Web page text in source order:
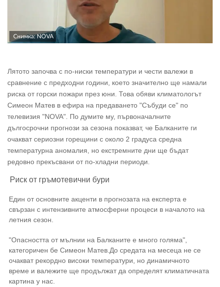
Снимка: NOVA
Лятото започва с по-ниски температури и чести валежи в
сравнение с предходни години, което значително ще намали
риска от горски пожари през юни. Това обяви климатологът
Симеон Матев в ефира на предаването "Събуди се" по
телевизия "NOVA". По думите му, първоначалните
дългосрочни прогнози за сезона показват, че Балканите ги
очакват сериозни горещини с около 2 градуса средна
температурна аномалия, но екстремните дни ще бъдат
редовно прекъсвани от по-хладни периоди.
Риск от гръмотевични бури
Един от основните акценти в прогнозата на експерта е
свързан с интензивните атмосферни процеси в началото на
летния сезон.
"Опасността от мълнии на Балканите е много голяма",
категоричен бе Симеон Матев.До средата на месеца не се
очакват рекордно високи температури, но динамичното
време и валежите ще продължат да определят климатичната
картина у нас.
ПОЛИТИКАТА ЗА
ПОВЕРИТЕЛНОСТ